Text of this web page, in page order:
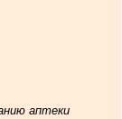
аптеки